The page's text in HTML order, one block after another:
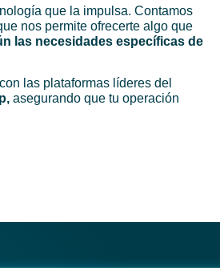
que la impulsa. Contamos
nos permite ofrecerte algo que
las necesidades específicas de
las plataformas líderes del
asegurando que tu operación